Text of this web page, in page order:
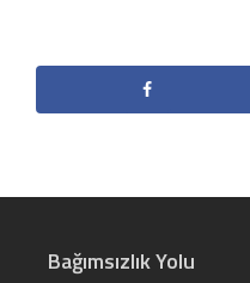
Bağımsızlık Yolu